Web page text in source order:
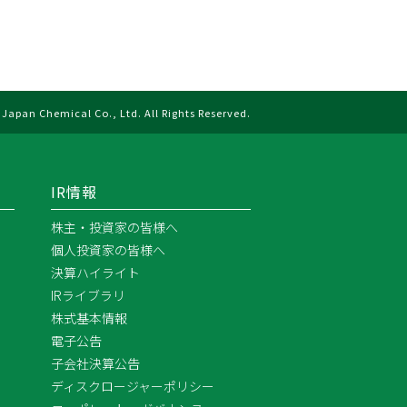
Chemical Co., Ltd. All Rights Reserved.
IR情報
株主・投資家の皆様へ
個人投資家の皆様へ
決算ハイライト
IRライブラリ
株式基本情報
電子公告
子会社決算公告
ディスクロージャーポリシー